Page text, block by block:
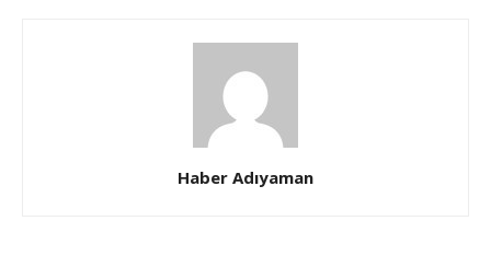
Haber Adıyaman